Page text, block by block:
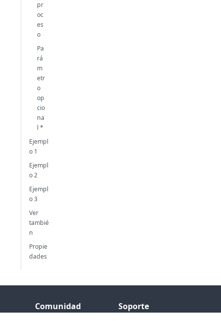
pr
oc
es
o
Pa
rá
m
etr
o
op
cio
na
l *
Ejempl
o 1
Ejempl
o 2
Ejempl
o 3
Ver
tambié
n
Propie
dades
Comunidad Soporte